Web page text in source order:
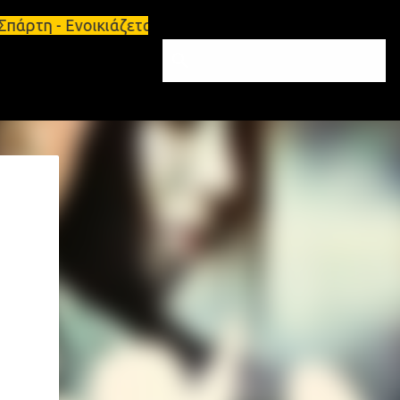
Ενοικιάζεται επιπλωμένο διαμέρισμα